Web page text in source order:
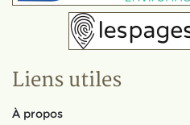
Liens utiles
À propos